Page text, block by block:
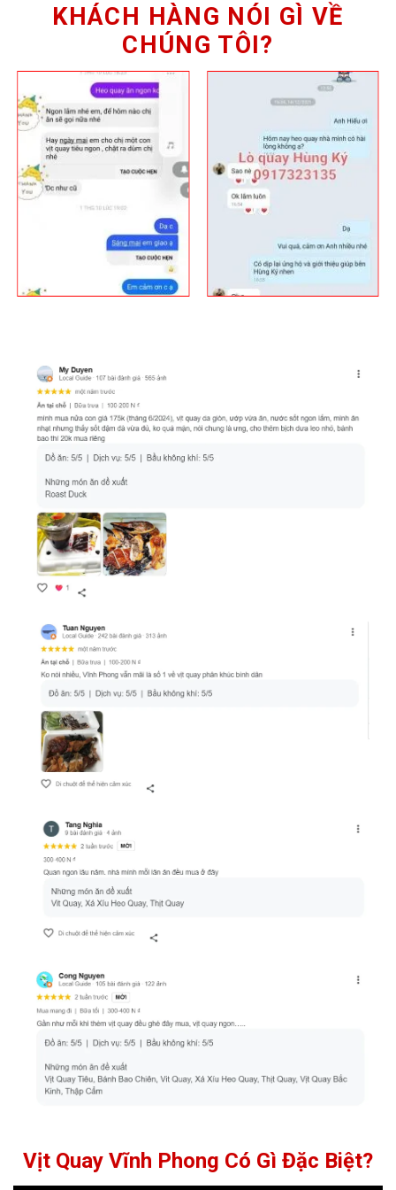
Thực đơn và giá vịt quay Vĩnh Phong
Thực đơn vịt quay đa dạng cho mọi nhu cầu
Danh mục gồm vịt quay nguyên con, nửa con, phần cắt
sẵn và các món ăn kèm hấp dẫn. Nước chấm, dưa leo,
bánh mì hoặc bún đi kèm giúp bữa ăn tròn vị. Xem chi tiết
Giá vịt quay hợp lý, ưu tiên giá trị thật
Vịt quay Vĩnh Phong
với chất lượng và khẩu phần. Bảng giá rõ ràng, không phụ
phí ẩn, giúp bạn an tâm lập kế hoạch bữa ăn. Nhiều khách
chia sẻ “giá vịt quay Vĩnh Phong” xứng đáng cho một bữa
ngon chuẩn vị.
Mua vịt quay online và dịch vụ giao hàng
nhanh
Chỉ vài thao tác, bạn đã có thể đặt
trình để giữ món nóng giòn, hạn chế xóc và chảy mỡ. Đơn
lớn cho tiệc gia đình hay công ty đều có phương án giao
hàng vịt quay phù hợp.
Khuyến mãi vịt quay tại Vĩnh Phong được
cập nhật liên tục
Các chương trình ưu đãi theo mùa, combo cuối tuần và mã
giảm giá được công bố công khai. Bạn có thể theo dõi
Phong. Đây là cách tiết kiệm thông minh mà vẫn giữ chất
lượng bữa ăn.
Trải nghiệm khách hàng và đánh giá
thực tế
hồi tích cực mỗi năm. Khách ghi nhận da giòn lâu, thịt
không bở, hương vị cân bằng, phần ăn hậu hĩnh. Bạn có
thể tham khảo cảm nhận thực tế để tự tin chọn nơi mua vịt
quay uy tín.
KHÁCH HÀNG NÓI GÌ VỀ
CHÚNG TÔI?
Vịt Quay Vĩnh Phong Có Gì Đặc Biệt?